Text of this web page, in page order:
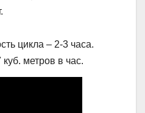
цикла – 2-3 часа.
метров в час.